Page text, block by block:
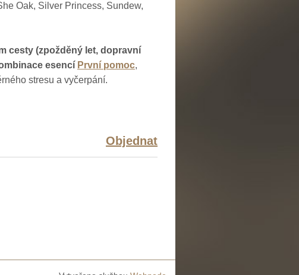
Oak, Silver Princess, Sundew,
cesty (zpožděný let, dopravní
esencí První pomoc,
stresu a vyčerpání.
Objednat